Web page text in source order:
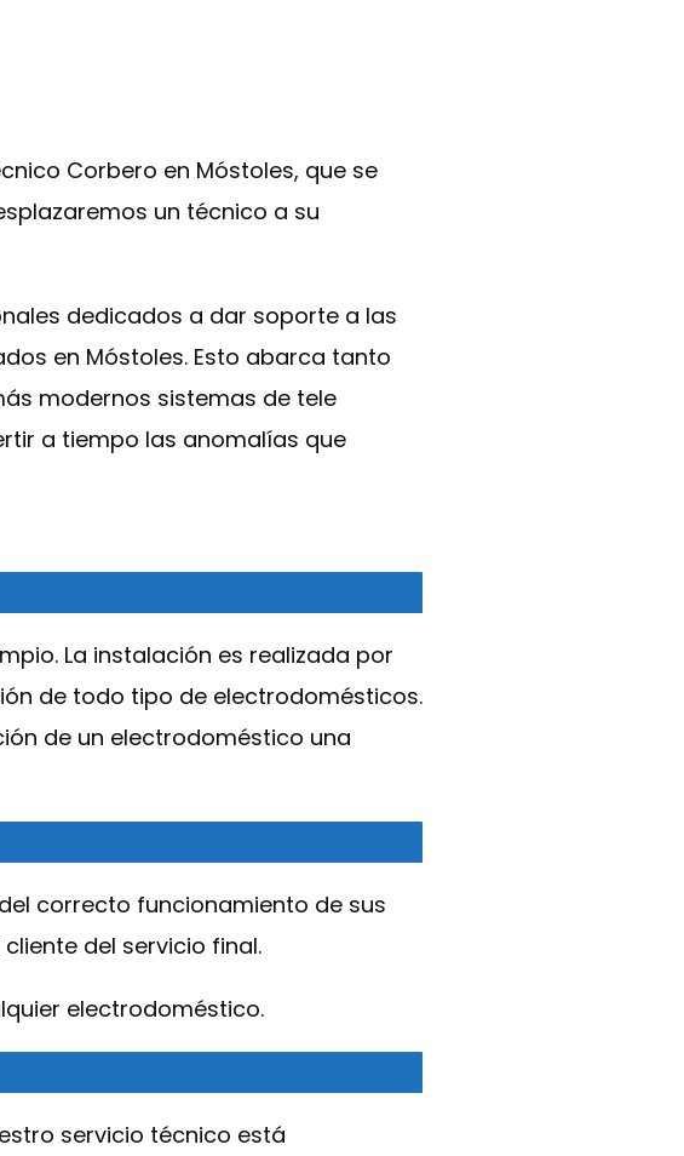
Corbero en Móstoles, que se
un técnico a su
dedicados a dar soporte a las
en Móstoles. Esto abarca tanto
modernos sistemas de tele
a tiempo las anomalías que
La instalación es realizada por
de todo tipo de electrodomésticos.
de un electrodoméstico una
correcto funcionamiento de sus
del servicio final.
electrodoméstico.
servicio técnico está